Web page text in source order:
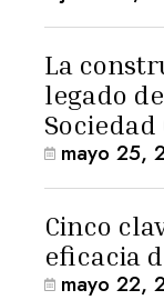
La
legado
Sociedad
mayo 25,
Cinco
eficacia
mayo 22,